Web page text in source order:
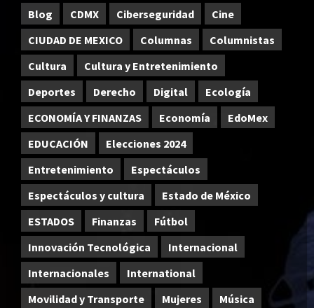
Blog CDMX Ciberseguridad
Cine
CIUDAD DE MEXICO
Columnas
Columnistas
Cultura
Cultura y Entretenimiento
Deportes
Derecho Digital
Ecología
ECONOMÍA Y FINANZAS
Economía
EdoMex
EDUCACIÓN
Elecciones 2024
Entretenimiento
Espectáculos
Espectáculos y cultura
Estado de México
ESTADOS
Finanzas
Fútbol
Innovación Tecnológica
Internacional
Internacionales
International
Movilidad y Transporte
Mujeres
Música